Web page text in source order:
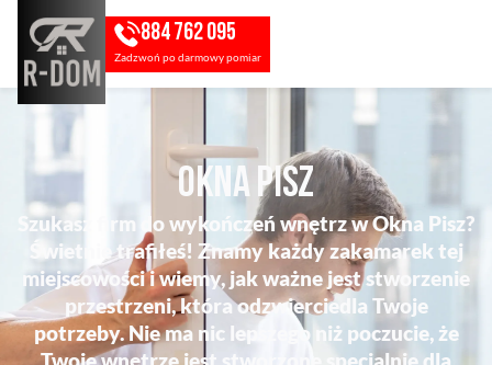
884 762 095
Zadzwoń po darmowy pomiar
Okna Pisz
Szukasz firm do wykończeń wnętrz w Okna Pisz?
Świetnie trafiłeś! Znamy każdy zakamarek tej
miejscowości i wiemy, jak ważne jest stworzenie
przestrzeni, która odzwierciedla Twoje
potrzeby. Nie ma nic lepszego niż poczucie, że